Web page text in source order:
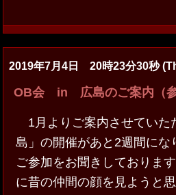
2019年7月4日 20時23分30秒
OB会 in 広島のご案内（
1月よりご案内させてい
島」の開催があと2週間に
ご参加をお聞きしておりま
に昔の仲間の顔を見ようと